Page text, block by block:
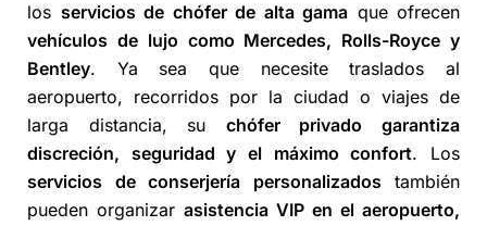
los servicios de chófer de alta gama que ofrecen
vehículos de lujo como Mercedes, Rolls-Royce y
Bentley. Ya sea que necesite traslados al
aeropuerto, recorridos por la ciudad o viajes de
larga distancia, su chófer privado garantiza
discreción, seguridad y el máximo confort. Los
servicios de conserjería personalizadostambién
pueden organizar asistencia VIP en el aeropuerto,